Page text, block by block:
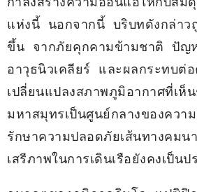
แห่งนี้ นอกจากนี้ บริบทดังกล่าว
ขึ้น จากภัยคุกคามข้ามชาติ ปัญ
อาวุธนิวเคลียร์ และผลกระทบต่
เปลี่ยนแปลงสภาพภูมิอากาศที่เห็
มหาสมุทรเป็นศูนย์กลางของควา
รักษาความปลอดภัยเส้นทางคมน
เสรีภาพในการเดินเรือยังคงเป็น